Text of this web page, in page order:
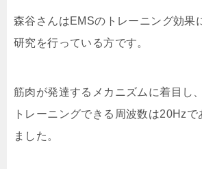
森谷さんはEMSのトレーニング効果
研究を行っている方です。
筋肉が発達するメカニズムに着目し
トレーニングできる周波数は20Hzで
ました。